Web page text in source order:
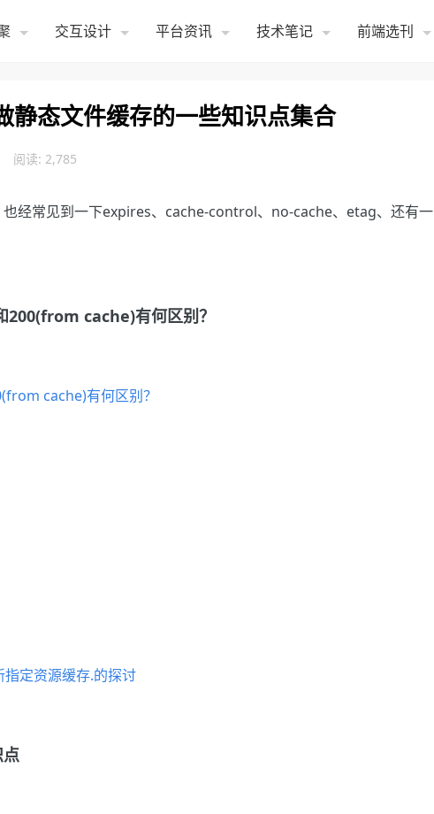
交互设计 平台资讯 技术笔记 前端选刊
静态文件缓存的一些知识点集合
阅读: 2,785
经常见到一下expires、cache-control、no-cache、etag、还有一
cache)有何区别？
cache)有何区别？
定资源缓存.的探讨